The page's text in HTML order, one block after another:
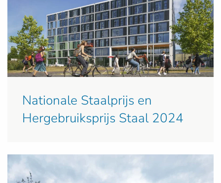
Nationale Staalprijs en
Hergebruiksprijs Staal 2024